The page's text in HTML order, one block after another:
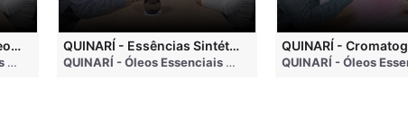
QUINARÍ - Inalação de Óleos Essenciais e Seus Benefícios
QUINARÍ - Óleos Essenciais e Aromaterapia • 3 months ago
QUINARÍ - Essências Sintéticas NÃO Funcionam na Aromaterapia
QUINARÍ - Óleos Essenciais e Aromaterapia • 3 months ago